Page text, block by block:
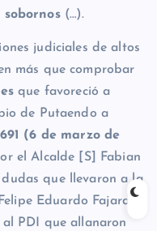
sobornos(…).
judiciales de altos
más que comprobar
que favoreció a
de Putaendo a
691 (6 de marzo de
el Alcalde [S] Fabian
que llevaron a la
Eduardo Fajardo
PDI que allanaron